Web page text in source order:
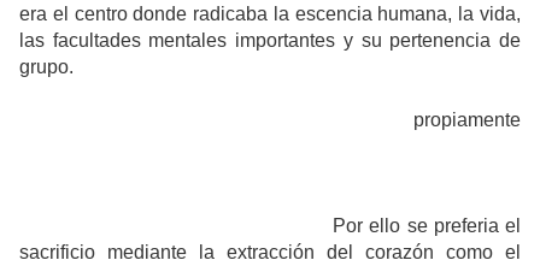
era el centro donde radicaba la escencia humana, la vida,
las facultades mentales importantes y su pertenencia de
grupo.
propiamente
Por ello se preferia el
sacrificio mediante la extracción del corazón como el